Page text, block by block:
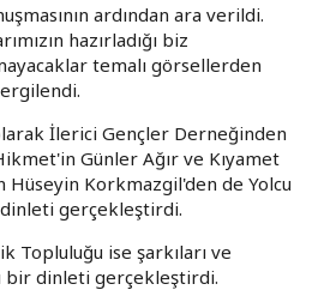
ardından ara verildi.
hazırladığı biz
temalı görsellerden
İlerici Gençler Derneğinden
Günler Ağır ve Kıyamet
Hüseyin Korkmazgil'den de Yolcu
gerçekleştirdi.
Topluluğu ise şarkıları ve
bir dinleti gerçekleştirdi.